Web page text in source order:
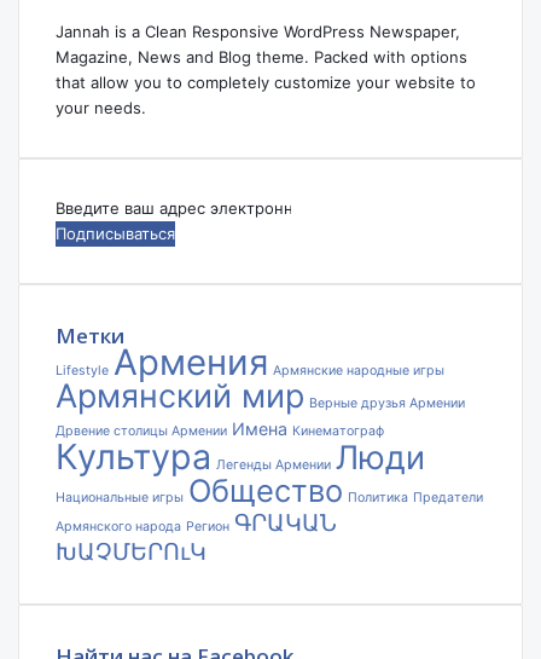
Jannah is a Clean Responsive WordPress Newspaper,
Magazine, News and Blog theme. Packed with options
that allow you to completely customize your website to
your needs.
Введите
ваш
электронной
Метки
Lifestyle Армения Армянские народные игры
Армянский мир Верные друзья Армении
Дрвение столицы Армении Имена Кинематограф
Культура Легенды Армении Люди
Национальные игры Общество Политика Предатели
Армянского народа Регион ԳՐԱԿԱՆ
ԽԱՉՄԵՐՈւԿ